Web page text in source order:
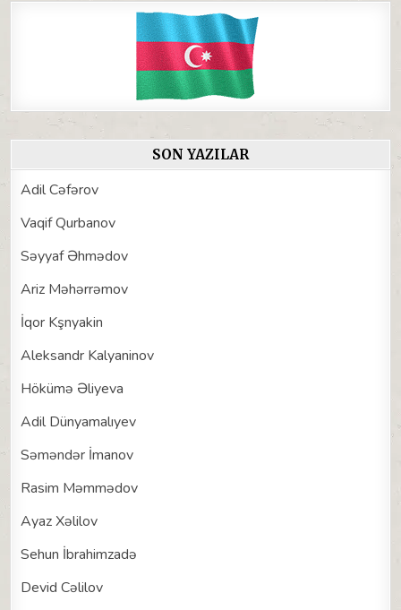
SON YAZILAR
Adil Cəfərov
Vaqif Qurbanov
Səyyaf Əhmədov
Ariz Məhərrəmov
İqor Kşnyakin
Aleksandr Kalyaninov
Hökümə Əliyeva
Adil Dünyamalıyev
Səməndər İmanov
Rasim Məmmədov
Ayaz Xəlilov
Sehun İbrahimzadə
Devid Cəlilov